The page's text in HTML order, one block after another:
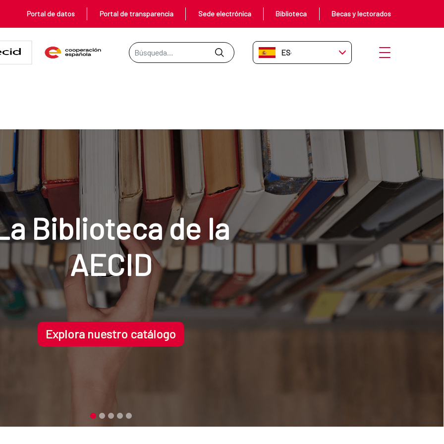
Portal de datos Portal de transparencia Sede electrónica Biblioteca Becas y lectorados
Barra de búsqueda
ES-ES Abrir menú
de verano: de
a 14:30 horas
Ver más